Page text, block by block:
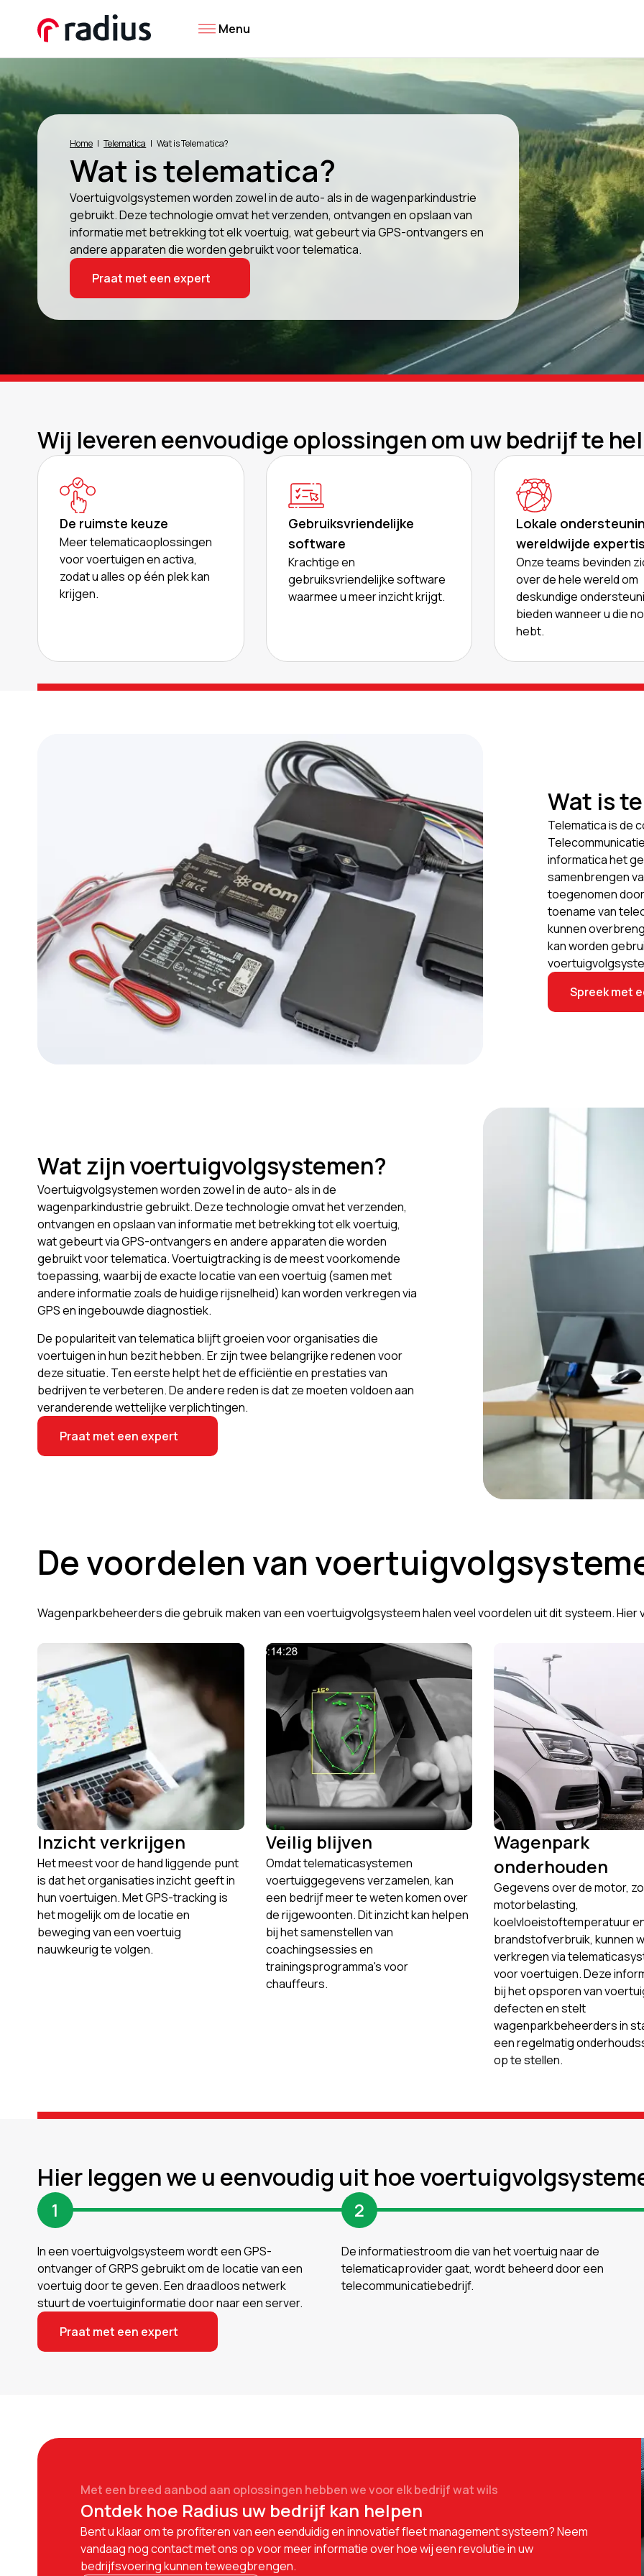
Menu
Home Telematica Wat is Telematica?
Wat is telematica?
Voertuigvolgsystemen worden zowel in de auto- als in de wagenparkindustrie
gebruikt. Deze technologie omvat het verzenden, ontvangen en opslaan van
informatie met betrekking tot elk voertuig, wat gebeurt via GPS-ontvangers en
andere apparaten die worden gebruikt voor telematica.
Praat met een expert
Wij leveren eenvoudige oplossingen om uw bedrijf te
De ruimste keuze
Meer telematicaoplossingen
voor voertuigen en activa,
zodat u alles op één plek kan
krijgen.
Gebruiksvriendelijke
software
Krachtige en
gebruiksvriendelijke software
waarmee u meer inzicht krijgt.
Lokale
wereldwijde
Onze teams bevinden
over de hele wereld om
deskundige
bieden wanneer u die
hebt.
Wat is
Telematica is de
informatica het
samenbrengen
toegenomen
toename van
kunnen
kan worden
Spreek met
Wat zijn voertuigvolgsystemen?
Voertuigvolgsystemen worden zowel in de auto- als in de
wagenparkindustrie gebruikt. Deze technologie omvat het verzenden,
ontvangen en opslaan van informatie met betrekking tot elk voertuig,
wat gebeurt via GPS-ontvangers en andere apparaten die worden
gebruikt voor telematica. Voertuigtracking is de meest voorkomende
toepassing, waarbij de exacte locatie van een voertuig (samen met
andere informatie zoals de huidige rijsnelheid) kan worden verkregen via
GPS en ingebouwde diagnostiek.
De populariteit van telematica blijft groeien voor organisaties die
voertuigen in hun bezit hebben. Er zijn twee belangrijke redenen voor
deze situatie. Ten eerste helpt het de efficiëntie en prestaties van
bedrijven te verbeteren. De andere reden is dat ze moeten voldoen aan
veranderende wettelijke verplichtingen.
Praat met een expert
De voordelen van
Wagenparkbeheerders die gebruik maken van een voertuigvolgsysteem halen veel voordelen uit dit systeem.
Inzicht verkrijgen
Het meest voor de hand liggende punt
is dat het organisaties inzicht geeft in
hun voertuigen. Met GPS-tracking is
het mogelijk om de locatie en
beweging van een voertuig
nauwkeurig te volgen.
Veilig blijven
Omdat telematicasystemen
voertuiggegevens verzamelen, kan
een bedrijf meer te weten komen over
de rijgewoonten. Dit inzicht kan helpen
bij het samenstellen van
coachingsessies en
trainingsprogramma's voor
chauffeurs.
Wagenpark
onderhouden
Gegevens over de motor,
motorbelasting,
koelvloeistoftemperatuur
brandstofverbruik, kunnen
verkregen via
voor voertuigen. Deze
bij het opsporen van
defecten en stelt
wagenparkbeheerders in
een regelmatig
op te stellen.
Hier leggen we u eenvoudig uit hoe
1 2
In een voertuigvolgsysteem wordt een GPS-
ontvanger of GRPS gebruikt om de locatie van een
voertuig door te geven. Een draadloos netwerk
stuurt de voertuiginformatie door naar een server.
De informatiestroom die van het voertuig naar de
telematicaprovider gaat, wordt beheerd door een
telecommunicatiebedrijf.
Praat met een expert
Met een breed aanbod aan oplossingen hebben we voor elk bedrijf wat wils
Ontdek hoe Radius uw bedrijf kan helpen
Bent u klaar om te profiteren van een eenduidig en innovatief fleet management systeem? Neem
vandaag nog contact met ons op voor meer informatie over hoe wij een revolutie in uw
bedrijfsvoering kunnen teweegbrengen.